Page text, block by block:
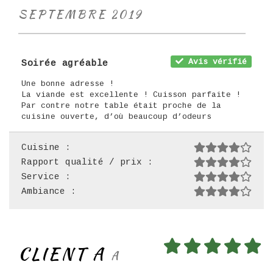
SEPTEMBRE 2019
Avis vérifié
Soirée agréable
Une bonne adresse !
La viande est excellente ! Cuisson parfaite !
Par contre notre table était proche de la
cuisine ouverte, d’où beaucoup d’odeurs
Cuisine :
Rapport qualité / prix :
Service :
Ambiance :
CLIENT A A